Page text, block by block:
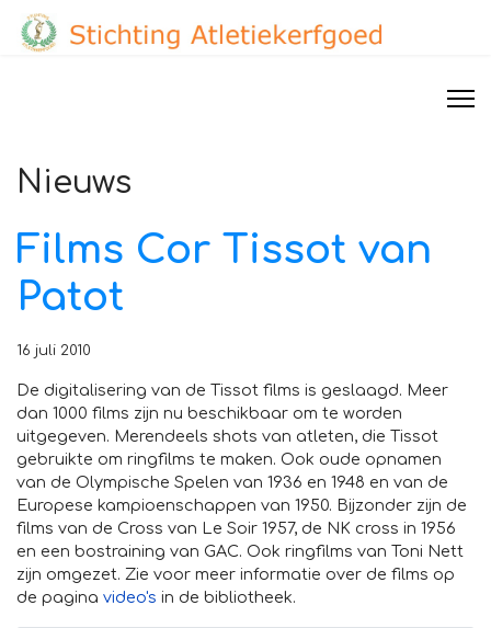
Nieuws
Films Cor Tissot van
Patot
16 juli 2010
De digitalisering van de Tissot films is geslaagd. Meer
dan 1000 films zijn nu beschikbaar om te worden
uitgegeven. Merendeels shots van atleten, die Tissot
gebruikte om ringfilms te maken. Ook oude opnamen
van de Olympische Spelen van 1936 en 1948 en van de
Europese kampioenschappen van 1950. Bijzonder zijn de
films van de Cross van Le Soir 1957, de NK cross in 1956
en een bostraining van GAC. Ook ringfilms van Toni Nett
zijn omgezet. Zie voor meer informatie over de films op
de pagina video's in de bibliotheek.